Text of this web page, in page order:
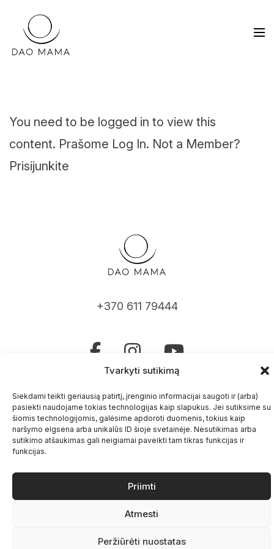
Tvarkyti sutikimą
Siekdami teikti geriausią patirtį, įrenginio informacijai saugoti ir (arba)
pasiekti naudojame tokias technologijas kaip slapukus. Jei sutiksime su
šiomis technologijomis, galėsime apdoroti duomenis, tokius kaip
naršymo elgsena arba unikalūs ID šioje svetainėje. Nesutikimas arba
sutikimo atšaukimas gali neigiamai paveikti tam tikras funkcijas ir
funkcijas.
Priimti
Atmesti
Peržiūrėti nuostatas
You need to be logged in to view this
content. Prašome Log In. Not a Member?
Prisijunkite
+370 611 79444
Užsuk gyvai
Jogos studija Vilniuje
Kurso taisyklės ir privatumo politika
Kontaktai
DaoMama.lt © Visos teisės saugomos.